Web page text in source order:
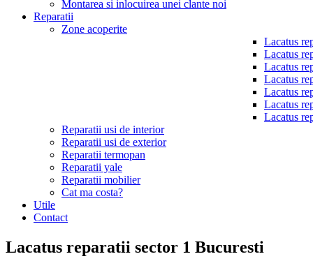
Montarea si inlocuirea unei clante noi
Reparatii
Zone acoperite
Lacatus
Lacatus
Lacatus
Lacatus
Lacatus
Lacatus
Lacatus
Reparatii usi de interior
Reparatii usi de exterior
Reparatii termopan
Reparatii yale
Reparatii mobilier
Cat ma costa?
Utile
Contact
Lacatus reparatii sector 1 Bucuresti